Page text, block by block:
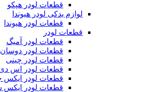
قطعات لودر هپکو
لوازم یدکی لودر هیوندا
قطعات لودر هیوندا
قطعات لودر
قطعات لودر آمیگ
قطعات لودر دوسان
قطعات لودر چینی
قطعات لودر اس دی ال جی
قطعات لودر ایکس جی ام ای
قطعات لودر ایکس سی ام جی xcmg